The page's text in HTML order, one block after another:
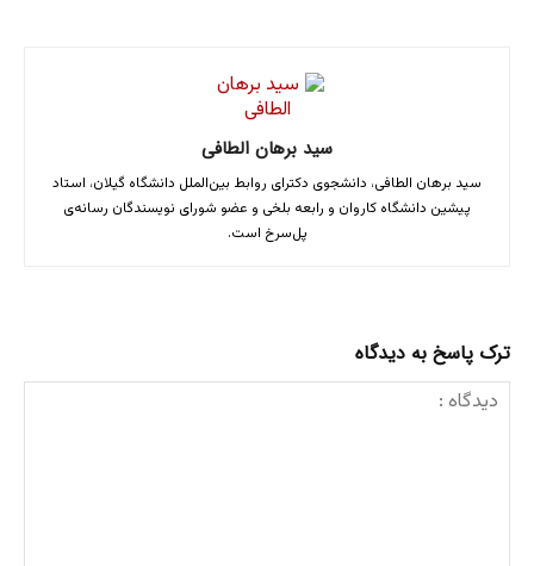
سید برهان الطافی
سید برهان الطافی، دانشجوی دکترای روابط بین‌الملل دانشگاه گیلان، استاد
پیشین دانشگاه‌ کاروان و رابعه بلخی و عضو شورای نویسندگان رسانه‌ی
پل‌سرخ است.
ترک پاسخ به دیدگاه